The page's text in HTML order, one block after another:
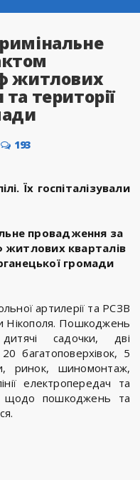
житлових
території
193
Їх госпіталізували
артилерії та РСЗВ
Нікополя. Пошкоджень
садочки, дві
20 багатоповерхівок, 5
ринок, шиномонтаж,
електропередач та
щодо пошкоджень та